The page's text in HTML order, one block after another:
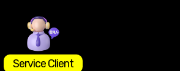
Service Client